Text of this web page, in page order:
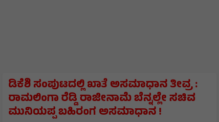
ಡಿಕೆಶಿ ಸಂಪುಟದಲ್ಲಿ ಖಾತೆ ಅಸಮಾಧಾನ ತೀವ್ರ :
ರಾಮಲಿಂಗಾ ರೆಡ್ಡಿ ರಾಜೀನಾಮೆ ಬೆನ್ನಲ್ಲೇ ಸಚಿವ
ಮುನಿಯಪ್ಪ ಬಹಿರಂಗ ಅಸಮಾಧಾನ !